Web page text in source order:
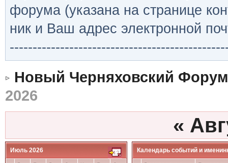
форума (указана на странице
ник и Ваш адрес электронной
Новый Черняховский Форум
2026
«
Июль 2026 Календарь событий и